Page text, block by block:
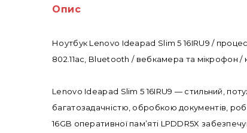
Опис
Ноутбук Lenovo Ideapad Slim 5 16IRU9 /
802.11ac, Bluetooth / вебкамера та мікрофон /
Lenovo Ideapad Slim 5 16IRU9 — стильний,
багатозадачністю, обробкою документів,
16GB оперативної пам’яті LPDDR5X